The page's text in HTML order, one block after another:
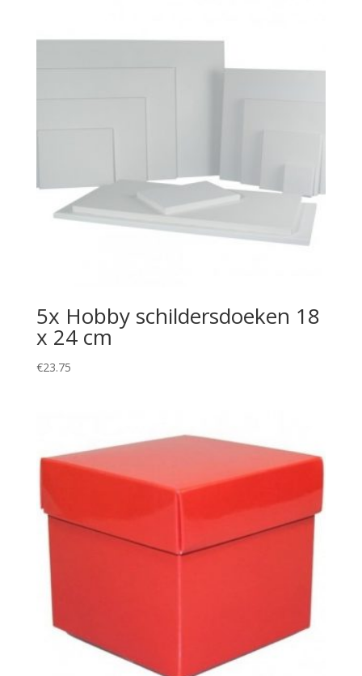
5x Hobby schildersdoeken 18
x 24 cm
€23.75